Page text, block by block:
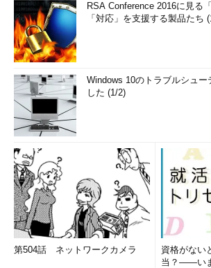
RSA Conference 2016に見る
「対応」を支援する製品たち
Windows 10のトラブルシュー
した (1/2)
第504話 ネットワークカメラ
資格がない
当？――い